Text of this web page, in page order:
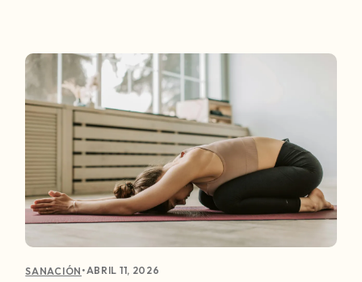
SANACIÓN •ABRIL 11, 2026